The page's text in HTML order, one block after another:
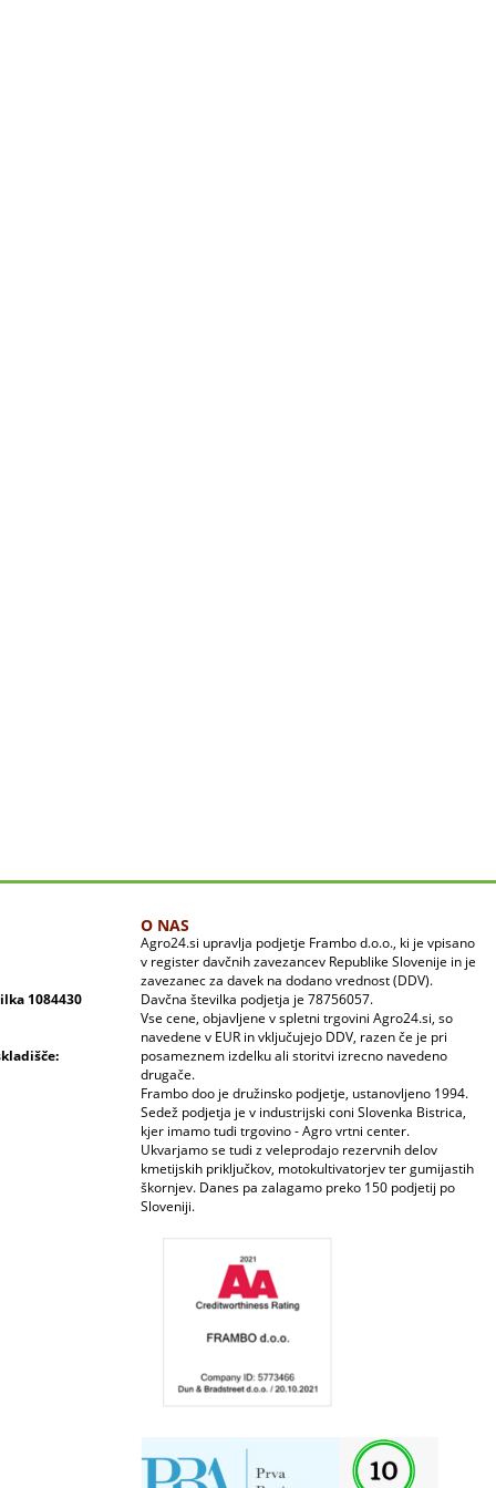
1084430
O NAS
Agro24.si upravlja podjetje Frambo d.o.o., ki je vpisano
v register davčnih zavezancev Republike Slovenije in je
zavezanec za davek na dodano vrednost (DDV).
Davčna številka podjetja je 78756057.
Vse cene, objavljene v spletni trgovini Agro24.si, so
navedene v EUR in vključujejo DDV, razen če je pri
posameznem izdelku ali storitvi izrecno navedeno
drugače.
Frambo doo je družinsko podjetje, ustanovljeno 1994.
Sedež podjetja je v industrijski coni Slovenka Bistrica,
kjer imamo tudi trgovino - Agro vrtni center.
Ukvarjamo se tudi z veleprodajo rezervnih delov
kmetijskih priključkov, motokultivatorjev ter gumijastih
škornjev. Danes pa zalagamo preko 150 podjetij po
Sloveniji.